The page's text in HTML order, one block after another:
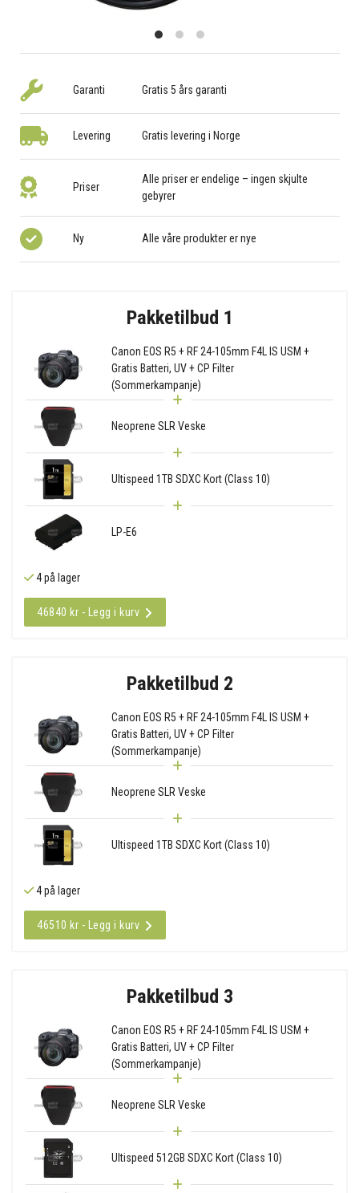
Garanti Gratis 5 års garanti
Levering Gratis levering i Norge
Priser
Alle priser er endelige – ingen skjulte
gebyrer
Ny Alle våre produkter er nye
Pakketilbud 1
Canon EOS R5 + RF 24-105mm F4L IS USM +
Gratis Batteri, UV + CP Filter
(Sommerkampanje)
Neoprene SLR Veske
Ultispeed 1TB SDXC Kort (Class 10)
LP-E6
4 på lager
46840 kr - Legg i kurv
Pakketilbud 2
Canon EOS R5 + RF 24-105mm F4L IS USM +
Gratis Batteri, UV + CP Filter
(Sommerkampanje)
Neoprene SLR Veske
Ultispeed 1TB SDXC Kort (Class 10)
4 på lager
46510 kr - Legg i kurv
Pakketilbud 3
Canon EOS R5 + RF 24-105mm F4L IS USM +
Gratis Batteri, UV + CP Filter
(Sommerkampanje)
Neoprene SLR Veske
Ultispeed 512GB SDXC Kort (Class 10)